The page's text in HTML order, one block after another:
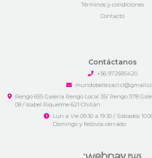
Términos y condiciones
Contacto
Contáctanos
+56 972695420
Rengo 655 Galería Rengo Local 35/ Rengo 578
08 / Isabel Riquelme 621 Chillán
Lun a Vie 09:30 a 19:30 / Sábados
Domingo y festivos cerrado